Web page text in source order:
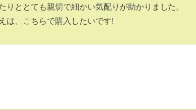
りととても親切で細かい気配りが助かりました。
は、こちらで購入したいです!